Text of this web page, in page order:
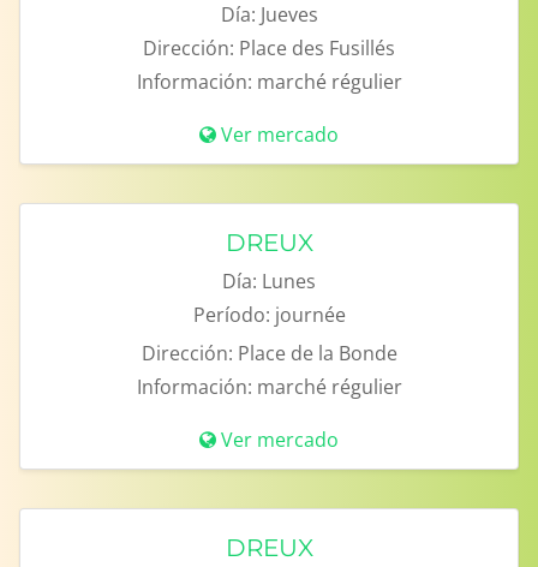
Día: Jueves
Dirección: Place des Fusillés
Información: marché régulier
Ver mercado
DREUX
Día: Lunes
Período: journée
Dirección: Place de la Bonde
Información: marché régulier
Ver mercado
DREUX